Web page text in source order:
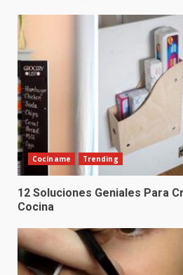
Cocíname Trending
12 Soluciones Geniales Para
Cocina